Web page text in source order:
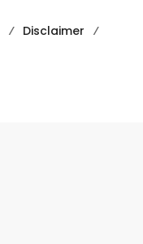
Disclaimer